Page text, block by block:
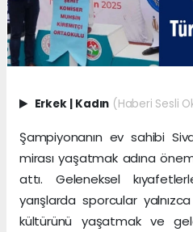
Erkek | Kadın (Haberi Sesli
Şampiyonanın ev sahibi
mirası yaşatmak adına
attı. Geleneksel
yarışlarda sporcular
kültürünü yaşatmak ve